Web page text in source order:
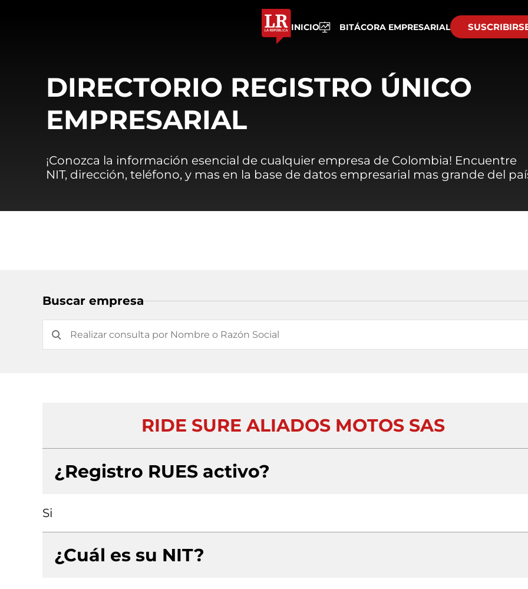
INICIO BITÁCORA EMPRESARIAL
DIRECTORIO REGISTRO ÚNICO
EMPRESARIAL
¡Conozca la información esencial de cualquier empresa de Colombia! Encuentre
NIT, dirección, teléfono, y mas en la base de datos empresarial mas grande del
Buscar empresa
RIDE SURE ALIADOS MOTOS SAS
¿Registro RUES activo?
Si
¿Cuál es su NIT?